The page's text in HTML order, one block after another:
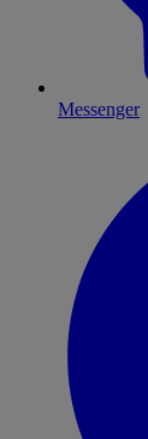
Messenger